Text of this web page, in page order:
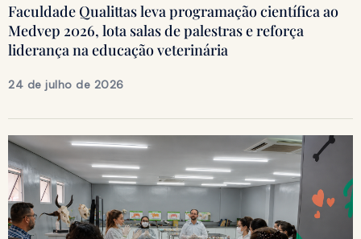
Faculdade Qualittas leva programação científica ao
Medvep 2026, lota salas de palestras e reforça
liderança na educação veterinária
24 de julho de 2026